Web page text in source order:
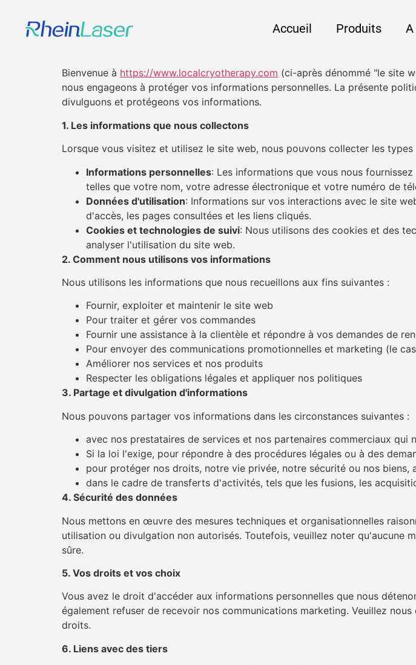
Accueil Produits
Bienvenue à https://www.localcryotherapy.com (ci-après dénommé "le site
nous engageons à protéger vos informations personnelles. La présente
divulguons et protégeons vos informations.
1. Les informations que nous collectons
Lorsque vous visitez et utilisez le site web, nous pouvons collecter les
Informations personnelles: Les informations que vous nous
telles que votre nom, votre adresse électronique et votre numéro de
Données d'utilisation: Informations sur vos interactions avec le site
d'accès, les pages consultées et les liens cliqués.
Cookies et technologies de suivi: Nous utilisons des cookies et des
analyser l'utilisation du site web.
2. Comment nous utilisons vos informations
Nous utilisons les informations que nous recueillons aux fins suivantes :
Fournir, exploiter et maintenir le site web
Pour traiter et gérer vos commandes
Fournir une assistance à la clientèle et répondre à vos demandes de
Pour envoyer des communications promotionnelles et marketing (le
Améliorer nos services et nos produits
Respecter les obligations légales et appliquer nos politiques
3. Partage et divulgation d'informations
Nous pouvons partager vos informations dans les circonstances suivantes :
avec nos prestataires de services et nos partenaires commerciaux
Si la loi l'exige, pour répondre à des procédures légales ou à des
pour protéger nos droits, notre vie privée, notre sécurité ou nos biens,
dans le cadre de transferts d'activités, tels que les fusions, les
4. Sécurité des données
Nous mettons en œuvre des mesures techniques et organisationnelles
utilisation ou divulgation non autorisés. Toutefois, veuillez noter qu'aucune
sûre.
5. Vos droits et vos choix
Vous avez le droit d'accéder aux informations personnelles que nous
également refuser de recevoir nos communications marketing. Veuillez
droits.
6. Liens avec des tiers